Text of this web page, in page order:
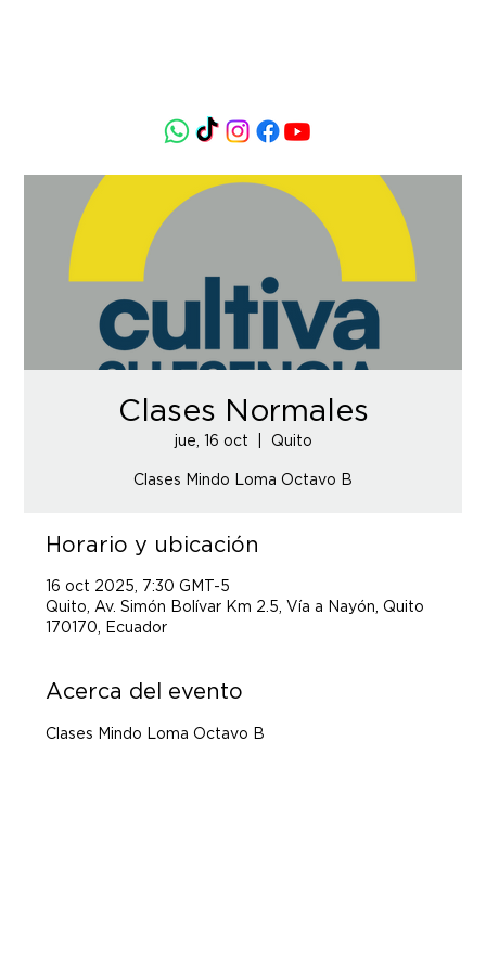
Clases Normales
jue, 16 oct Quito
Clases Mindo Loma Octavo B
Horario y ubicación
16 oct 2025, 7:30 GMT-5
Quito, Av. Simón Bolívar Km 2.5, Vía a Nayón, Quito
170170, Ecuador
Acerca del evento
Clases Mindo Loma Octavo B